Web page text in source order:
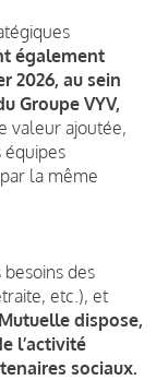
également
2026, au sein
Groupe VYV,
valeur ajoutée,
équipes
la même
des
etc.), et
dispose,
l’activité
sociaux.